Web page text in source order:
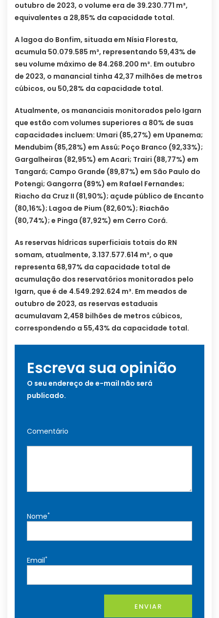
outubro de 2023, o volume era de 39.230.771 m³,
equivalentes a 28,85% da capacidade total.
A lagoa do Bonfim, situada em Nísia Floresta,
acumula 50.079.585 m³, representando 59,43% de
seu volume máximo de 84.268.200 m³. Em outubro
de 2023, o manancial tinha 42,37 milhões de metros
cúbicos, ou 50,28% da capacidade total.
Atualmente, os mananciais monitorados pelo Igarn
que estão com volumes superiores a 80% de suas
capacidades incluem: Umari (85,27%) em Upanema;
Mendubim (85,28%) em Assú; Poço Branco (92,33%);
Gargalheiras (82,95%) em Acari; Trairi (88,77%) em
Tangará; Campo Grande (89,87%) em São Paulo do
Potengi; Gangorra (89%) em Rafael Fernandes;
Riacho da Cruz II (81,90%); açude público de Encanto
(80,16%); Lagoa de Pium (82,60%); Riachão
(80,74%); e Pinga (87,92%) em Cerro Corá.
As reservas hídricas superficiais totais do RN
somam, atualmente, 3.137.577.614 m³, o que
representa 68,97% da capacidade total de
acumulação dos reservatórios monitorados pelo
Igarn, que é de 4.549.292.624 m³. Em meados de
outubro de 2023, as reservas estaduais
acumulavam 2,458 bilhões de metros cúbicos,
correspondendo a 55,43% da capacidade total.
Escreva sua opinião
O seu endereço de e-mail não será
publicado.
Comentário
Nome*
Email*
ENVIAR